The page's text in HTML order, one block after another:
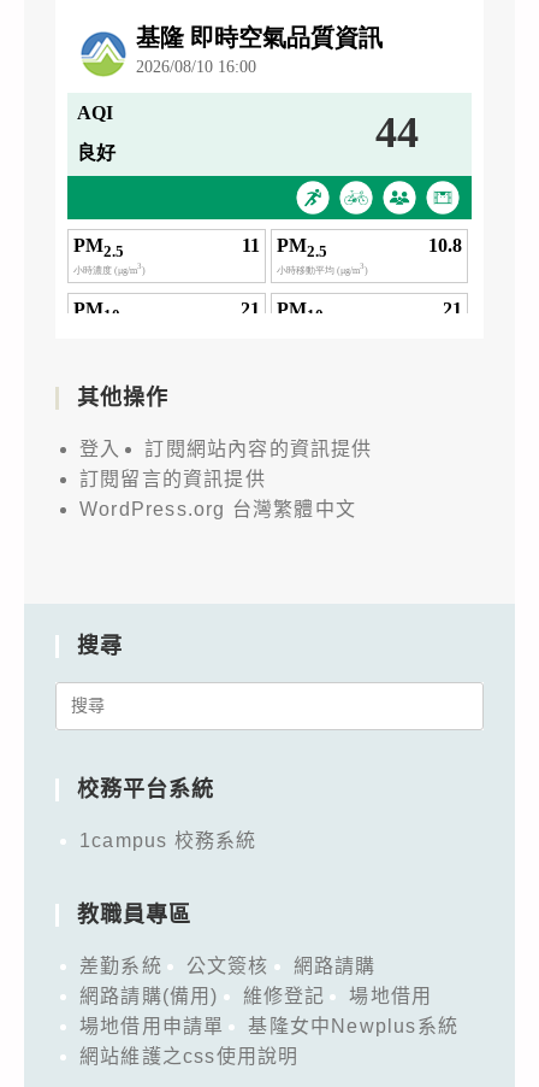
其他操作
登入
訂閱網站內容的資訊提供
訂閱留言的資訊提供
WordPress.org 台灣繁體中文
搜尋
Search
校務平台系統
1campus 校務系統
教職員專區
差勤系統 公文簽核
網路請購
網路請購(備用)
維修登記
場地借用
場地借用申請單
基隆女中Newplus系統
網站維護之css使用說明